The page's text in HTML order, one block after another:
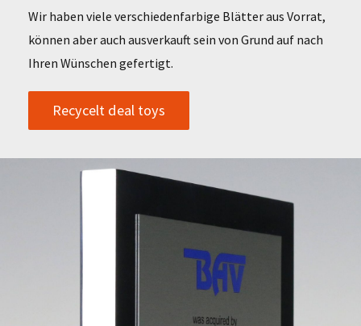
Wir haben viele verschiedenfarbige Blätter aus Vorrat,
können aber auch ausverkauft sein von Grund auf nach
Ihren Wünschen gefertigt.
Recycelt deal toys